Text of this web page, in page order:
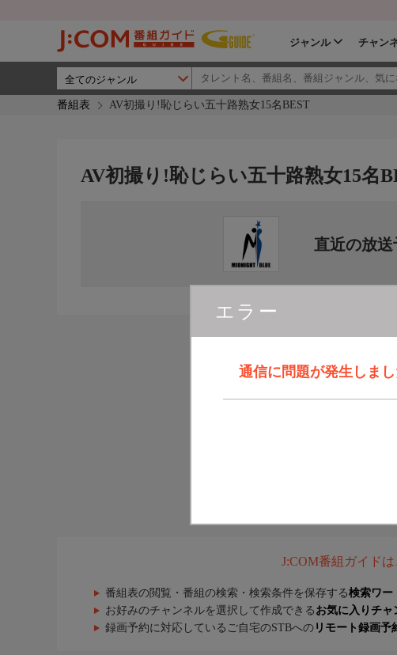
ジャンル チャン
番組表 AV初撮り!恥じらい五十路熟女15名BEST
エラー
通信に問題が発生しま
AV初撮り!恥じらい五十路熟女15名
直近の放
J:COM番組ガイド
番組表の閲覧・番組の検索・検索条件を保存する検索ワー
お好みのチャンネルを選択して作成できる お気に入りチャ
録画予約に対応しているご自宅のSTBへの リモート録画予